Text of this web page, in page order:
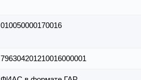
010050000170016
796304201210016000001